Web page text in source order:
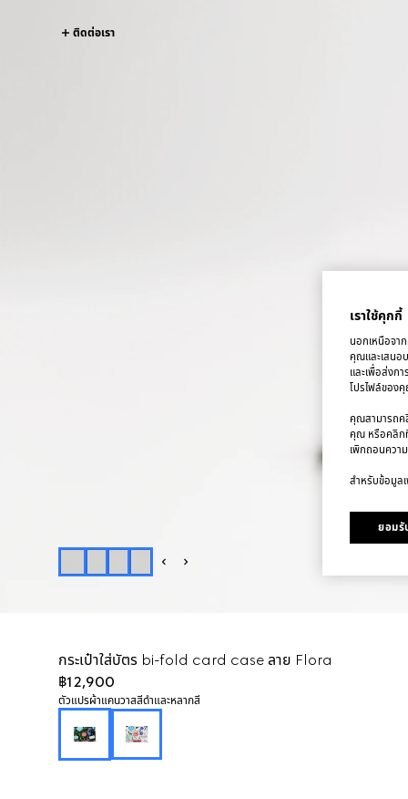
ติดต่อเรา
กระเป๋าใส่บัตร bi-fold card case ลาย Flora
฿12,900
ตัวแปรผ้าแคนวาสสีดำและหลากสี
เราใช้คุกกี้
นอกเหนือจา
คุณและเสนอ
และเพื่อส่งก
โปรไฟล์ของ
คุณสามารถค
คุณ หรือคลิก
เพิกถอนควา
สำหรับข้อมูลเ
ยอมรั